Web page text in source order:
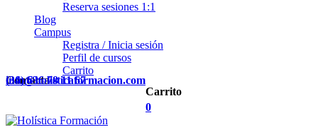
Reserva sesiones 1:1
Blog
Campus
Registra / Inicia sesión
Perfil de cursos
Carrito
Contacta
(34) 636 78 11 67
info@holisticaformacion.com
Carrito
0